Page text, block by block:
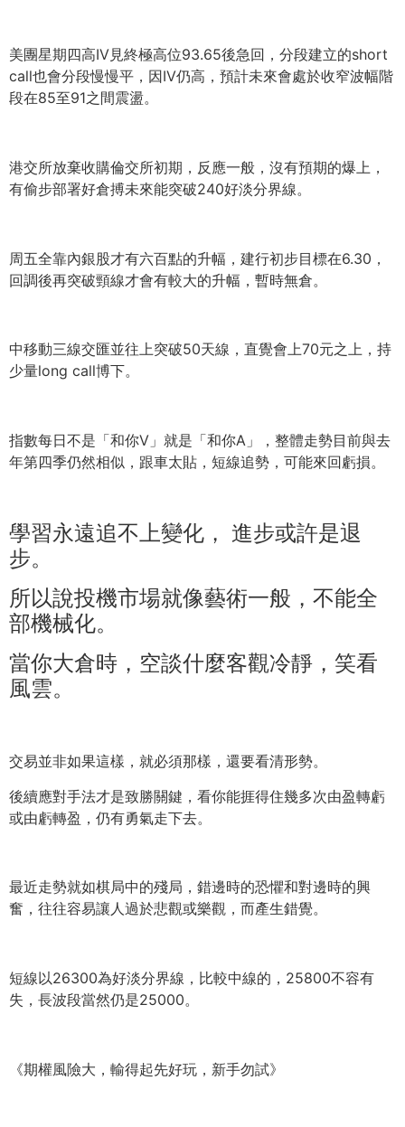
美團星期四高IV見終極高位93.65後急回， 分段建立的short
call也會分段慢慢平，因IV仍高， 預計未來會處於收窄波幅階
段在85至91之間震盪。
港交所放棄收購倫交所初期，反應一般，沒有預期的爆上，
有偷步部署好倉搏未來能突破240好淡分界線。
周五全靠內銀股才有六百點的升幅，建行初步目標在6.30，
回調後再突破頸線才會有較大的升幅，暫時無倉。
中移動三線交匯並往上突破50天線，直覺會上70元之上， 持
少量long call博下。
指數每日不是「和你V」就是「和你A」， 整體走勢目前與去
年第四季仍然相似，跟車太貼，短線追勢， 可能來回虧損。
學習永遠追不上變化， 進步或許是退
步。
所以說投機市場就像藝術一般，不能全
部機械化。
當你大倉時，空談什麼客觀冷靜，笑看
風雲。
交易並非如果這樣，就必須那樣，還要看清形勢。
後續應對手法才是致勝關鍵， 看你能捱得住幾多次由盈轉虧
或由虧轉盈，仍有勇氣走下去。
最近走勢就如棋局中的殘局，錯邊時的恐懼和對邊時的興
奮， 往往容易讓人過於悲觀或樂觀，而產生錯覺。
短線以26300為好淡分界線，比較中線的， 25800不容有
失，長波段當然仍是25000。
《期權風險大，輸得起先好玩，新手勿試》